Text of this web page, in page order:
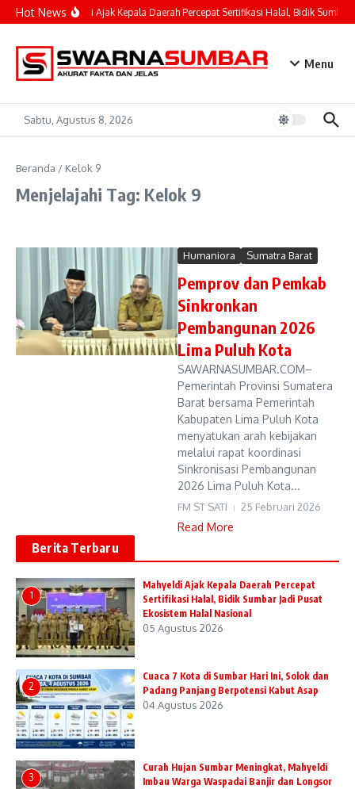
Lewati ke konten
Hot NewsMahyeldi Ajak Kepala Daerah Percepat Sertifikasi Halal, Bidik Sumbar
Menu
Sabtu, Agustus 8, 2026
Beranda / Kelok 9
Menjelajahi Tag: Kelok 9
Humaniora Sumatra Barat
Pemprov dan Pemkab
Sinkronkan
Pembangunan 2026
Lima Puluh Kota
SAWARNASUMBAR.COM–
Pemerintah Provinsi Sumatera
Barat bersama Pemerintah
Kabupaten Lima Puluh Kota
menyatukan arah kebijakan
melalui rapat koordinasi
Sinkronisasi Pembangunan
2026 Lima Puluh Kota...
FM ST SATI 25 Februari 2026
Read More
Berita Terbaru
1
Mahyeldi Ajak Kepala Daerah Percepat
Sertifikasi Halal, Bidik Sumbar Jadi Pusat
Ekosistem Halal Nasional
05 Agustus 2026
2
Cuaca 7 Kota di Sumbar Hari Ini, Solok dan
Padang Panjang Berpotensi Kabut Asap
04 Agustus 2026
3
Curah Hujan Sumbar Meningkat, Mahyeldi
Imbau Warga Waspadai Banjir dan Longsor